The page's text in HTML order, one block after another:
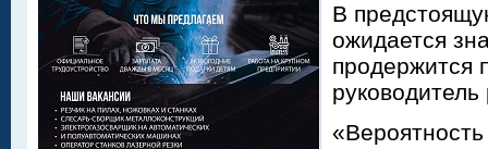
В
ожидается
продержится